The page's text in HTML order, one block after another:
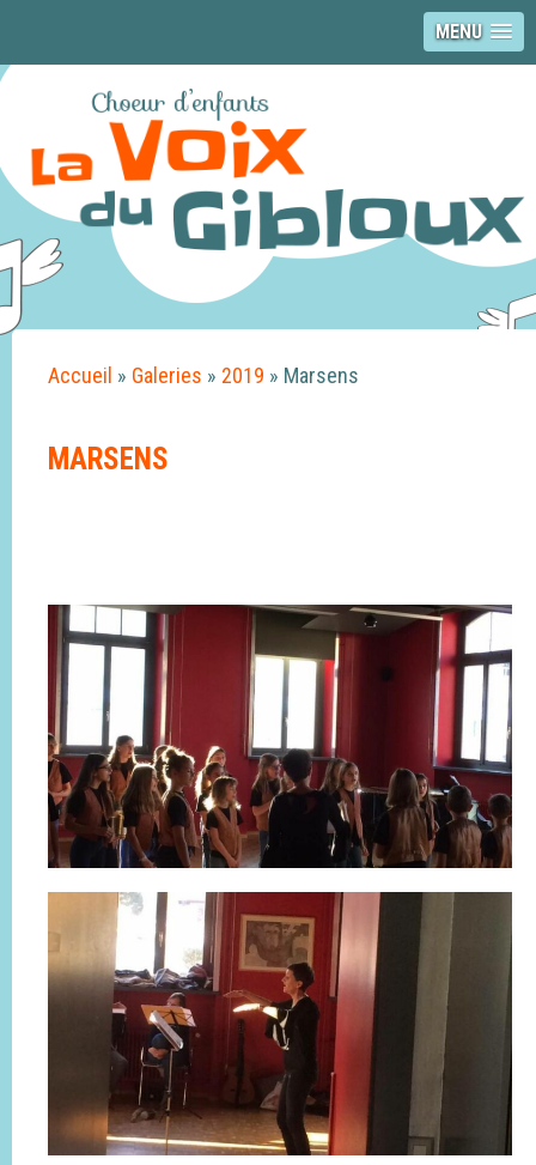
MENU
Accueil » Galeries » 2019 » Marsens
MARSENS